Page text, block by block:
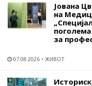
Јована
на
за
07.08.2026 ЖИВОТ